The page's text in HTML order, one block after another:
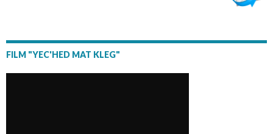
FILM "YEC'HED MAT KLEG"